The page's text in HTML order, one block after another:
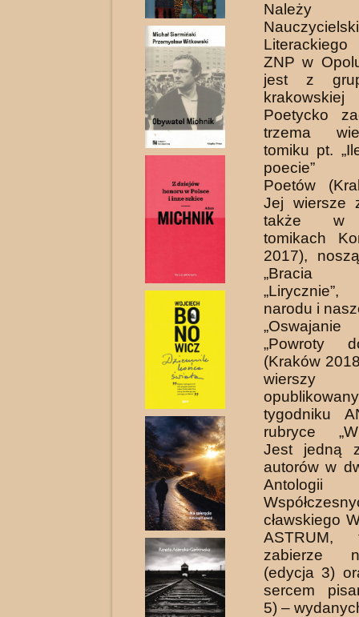
ZNP w
jest z
krakow­skiej
Poetycko
trzema
tomiku pt.
poecie”
Poetów
Jej wiersze
także w
tomikach
2017),
„Bra­cia
narodu i
„Powroty
(Kraków
wierszy
tygodniku
rubryce
Jest jedną
au­torów w
cławskiego
ASTRUM,
zabierze
(edycja 3)
sercem
5) –